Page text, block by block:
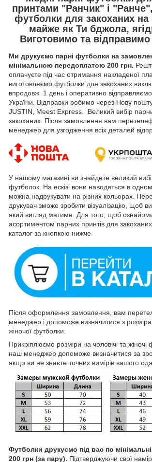
принтами "Ранчик" і
футболки для закоханих на
майже як Ти бджола,
Виготовимо та
Ми друкуємо парні футболки на
мінімальною передоплатою 200 грн.
оплачуєте під час отримання накладеної
виготовляємо футболки для закоханих
впродовж 1 день і оперативно
України. Відправки робимо через Нову
JUSTIN, Meest Express. Великий вибір
закоханих. Після замовлення вам
менеджер для узгодження всіх деталей
У нашому магазині ви знайдете великий
футболок. На ескізі вони наводяться в
можна надрукувати на різних кольорах.
друкувач зможе зробити візуалізацію, щоб
який вигляд матиме. Для того, щоб
асортиментом парних принтів для
каталог за кнопкою нижче
Після оформлення замовлення, вам
менеджер і допоможе визначитися з
жіночої футболки.
Прикріплюємо розміри на чоловічі та жіночі
наш менеджер допоможе визначитися за
якщо ви не знаєте точних вимірів вашого
Футболки друкуємо під вас по
200 грн (за пару). Підтверджуючи свої